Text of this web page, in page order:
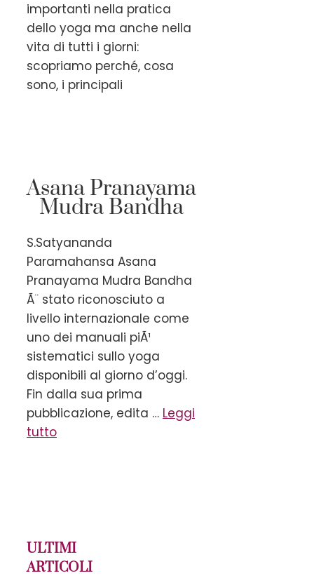
importanti nella pratica
dello yoga ma anche nella
vita di tutti i giorni:
scopriamo perché, cosa
sono, i principali
Asana Pranayama
Mudra Bandha
S.Satyananda
Paramahansa Asana
Pranayama Mudra Bandha
Ã¨ stato riconosciuto a
livello internazionale come
uno dei manuali piÃ¹
sistematici sullo yoga
disponibili al giorno d’oggi.
Fin dalla sua prima
pubblicazione, edita … Leggi
tutto
ULTIMI
ARTICOLI